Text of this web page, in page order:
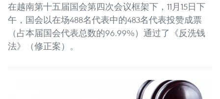
在越南第十五届国会第四次会议框架下，11月15日下
午，国会以在场488名代表中的483名代表投赞成票
（占本届国会代表总数的96.99%）通过了《反洗钱
法》（修正案）。